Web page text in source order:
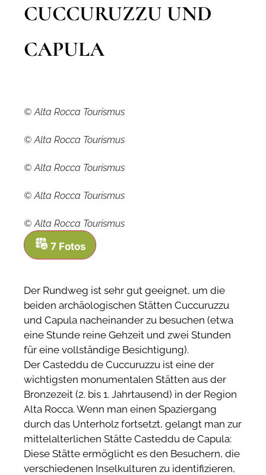
CUCCURUZZU UND
CAPULA
© Alta Rocca Tourismus
© Alta Rocca Tourismus
© Alta Rocca Tourismus
© Alta Rocca Tourismus
© Alta Rocca Tourismus
7 Fotos
Der Rundweg ist sehr gut geeignet, um die
beiden archäologischen Stätten Cuccuruzzu
und Capula nacheinander zu besuchen (etwa
eine Stunde reine Gehzeit und zwei Stunden
für eine vollständige Besichtigung).
Der Casteddu de Cuccuruzzu ist eine der
wichtigsten monumentalen Stätten aus der
Bronzezeit (2. bis 1. Jahrtausend) in der Region
Alta Rocca. Wenn man einen Spaziergang
durch das Unterholz fortsetzt, gelangt man zur
mittelalterlichen Stätte Casteddu de Capula:
Diese Stätte ermöglicht es den Besuchern, die
verschiedenen Inselkulturen zu identifizieren,